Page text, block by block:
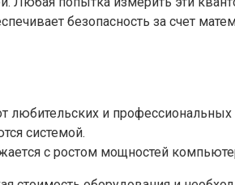
безопасность за счет
любительских и профессиональных
системой.
с ростом мощностей